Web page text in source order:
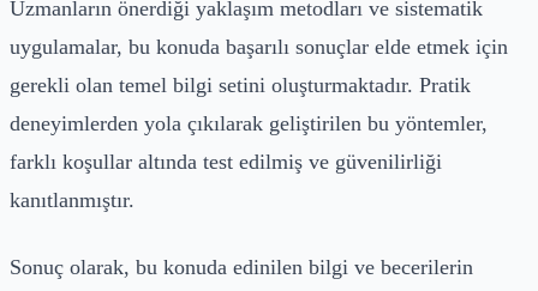
Uzmanların önerdiği yaklaşım metodları ve sistematik
uygulamalar, bu konuda başarılı sonuçlar elde etmek için
gerekli olan temel bilgi setini oluşturmaktadır. Pratik
deneyimlerden yola çıkılarak geliştirilen bu yöntemler,
farklı koşullar altında test edilmiş ve güvenilirliği
kanıtlanmıştır.
Sonuç olarak, bu konuda edinilen bilgi ve becerilerin